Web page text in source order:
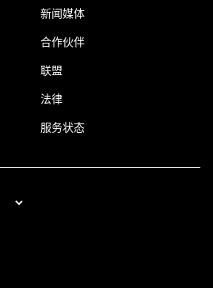
新闻媒体
合作伙伴
联盟
法律
服务状态